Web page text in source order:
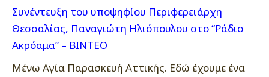
Συνέντευξη του υποψηφίου Περιφερειάρχη
Θεσσαλίας, Παναγιώτη Ηλιόπουλου στο “Ράδιο
Ακρόαμα” – ΒΙΝΤΕΟ
Μένω Αγία Παρασκευή Αττικής. Εδώ έχουμε ένα